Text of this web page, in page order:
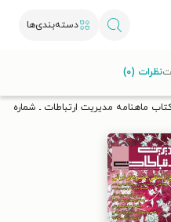
دسته‌بندی‌ها
دریافت کن.
ماهنامه مدیریت ارتباطات ـ شماره ۴۶ و ۴۷ ـ اسفند ۱۳۹۲ و فروردین ۱۳۹۳
نظرات (۰)